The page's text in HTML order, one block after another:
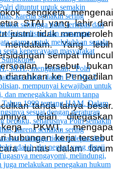
sengketa mengenai
STAI yang lahir dari
justru tidak memperoleh
mendalam. Yang lebih
sempat muncul
tersebut bukan
diarahkan ke Pengadilan
tanda tanya besar.
telah ditegaskan
PKWT, mengapa
hubungan kerja tersebut
tuntas dalam forum